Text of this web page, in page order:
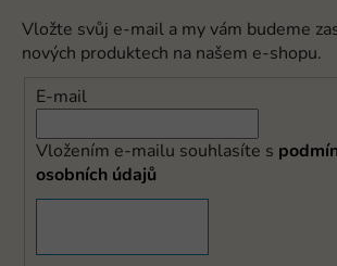
Vložte svůj e-mail a my vám budeme
nových produktech na našem e-shopu.
E-mail
Vložením e-mailu souhlasíte s
osobních údajů